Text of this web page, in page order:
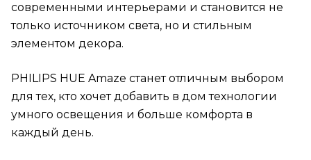
современными интерьерами и становится не
только источником света, но и стильным
элементом декора.
PHILIPS HUE Amaze станет отличным выбором
для тех, кто хочет добавить в дом технологии
умного освещения и больше комфорта в
каждый день.